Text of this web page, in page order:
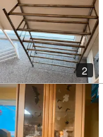
2